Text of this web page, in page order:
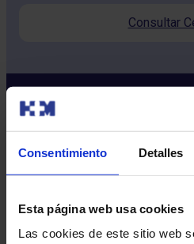
Consentimiento Detalles
Esta página web usa cookies
Las cookies de este sitio web
Consultar